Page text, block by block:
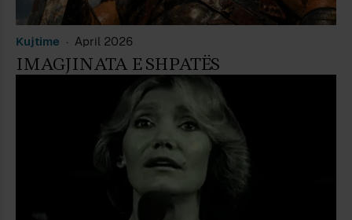
Kujtime April 2026
IMAGJINATA E SHPATËS